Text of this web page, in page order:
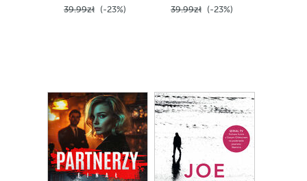
39.99zł (-23%) 39.99zł (-23%)